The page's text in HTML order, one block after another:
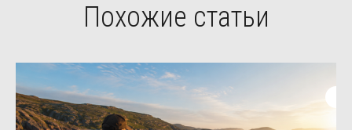
Похожие статьи